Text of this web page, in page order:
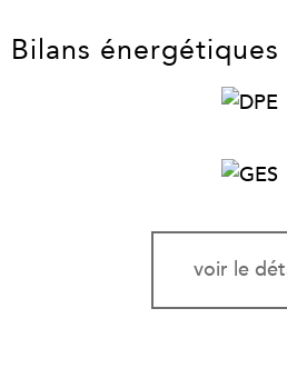
Bilans énergétiques
voir le